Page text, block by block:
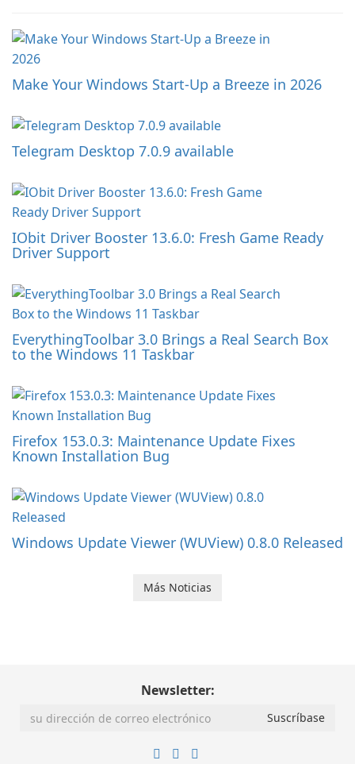
Make Your Windows Start-Up a Breeze in 2026
Telegram Desktop 7.0.9 available
IObit Driver Booster 13.6.0: Fresh Game Ready
Driver Support
EverythingToolbar 3.0 Brings a Real Search Box
to the Windows 11 Taskbar
Firefox 153.0.3: Maintenance Update Fixes
Known Installation Bug
Windows Update Viewer (WUView) 0.8.0 Released
Más Noticias
Newsletter: